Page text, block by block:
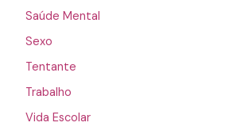
Saúde Mental
Sexo
Tentante
Trabalho
Vida Escolar